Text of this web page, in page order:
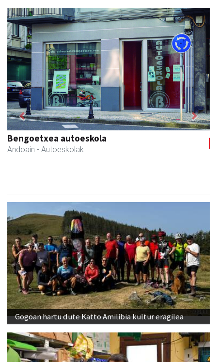
Istuitza Garden
Andoain - Lorezaintza
Previous Next
Gogoan hartu dute Katto Amilibia kultur eragilea